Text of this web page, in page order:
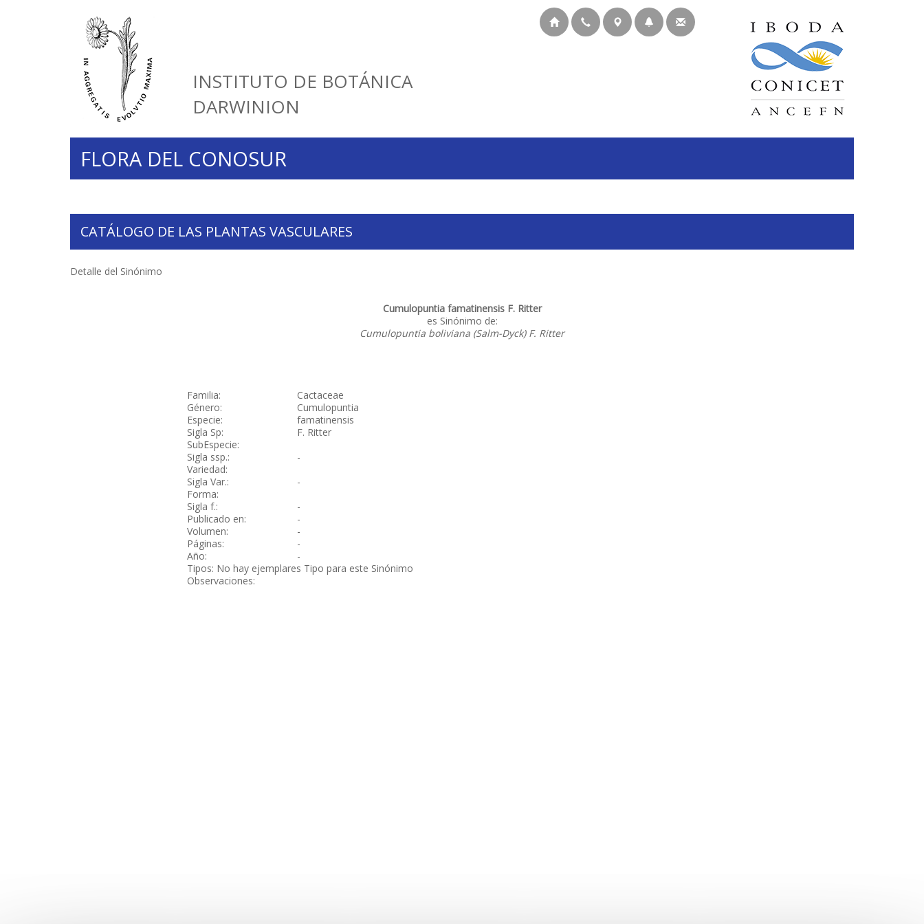
INSTITUTO DE BOTÁNICA
DARWINION
FLORA DEL CONOSUR
CATÁLOGO DE LAS PLANTAS VASCULARES
Detalle del Sinónimo
Cumulopuntia famatinensis F. Ritter
es Sinónimo de:
Cumulopuntia boliviana (Salm-Dyck) F. Ritter
Familia:
Cactaceae
Género:
Cumulopuntia
Especie:
famatinensis
Sigla Sp:
F. Ritter
SubEspecie:
Sigla ssp.:
-
Variedad:
Sigla Var.:
-
Forma:
Sigla f.:
-
Publicado en:
-
Volumen:
-
Páginas:
-
Año:
-
Tipos: No hay ejemplares Tipo para este Sinónimo
Observaciones: